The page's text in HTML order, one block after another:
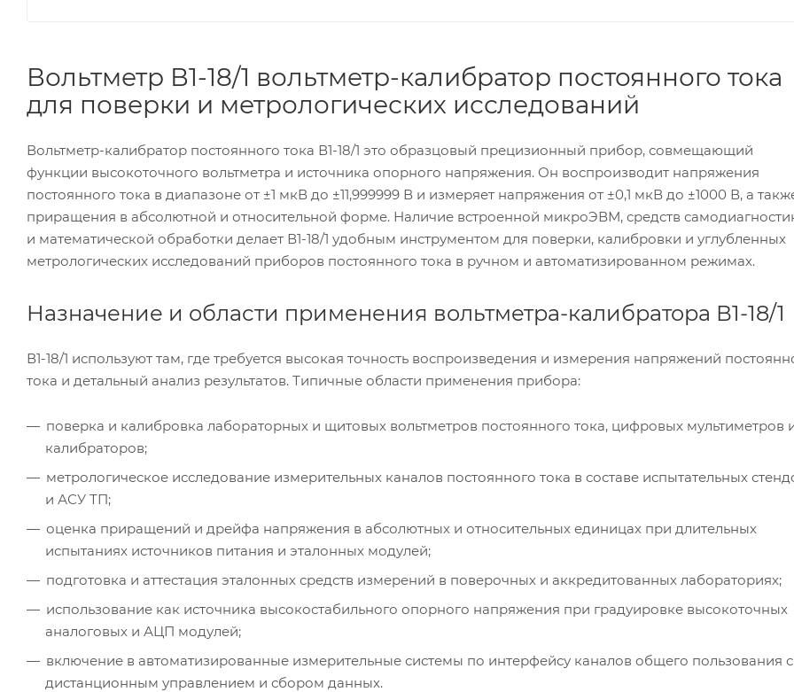
Вольтметр В1-18/1 вольтметр-калибратор постоянного тока
для поверки и метрологических исследований
Вольтметр-калибратор постоянного тока В1-18/1 это образцовый прецизионный прибор, совмещающий
функции высокоточного вольтметра и источника опорного напряжения. Он воспроизводит напряжения
постоянного тока в диапазоне от ±1 мкВ до ±11,999999 В и измеряет напряжения от ±0,1 мкВ до ±1000 В, а
приращения в абсолютной и относительной форме. Наличие встроенной микроЭВМ, средств
и математической обработки делает В1-18/1 удобным инструментом для поверки, калибровки и углубленных
метрологических исследований приборов постоянного тока в ручном и автоматизированном режимах.
Назначение и области применения вольтметра-калибратора В1-18/1
В1-18/1 используют там, где требуется высокая точность воспроизведения и измерения напряжений
тока и детальный анализ результатов. Типичные области применения прибора:
поверка и калибровка лабораторных и щитовых вольтметров постоянного тока, цифровых мультиметров
калибраторов;
метрологическое исследование измерительных каналов постоянного тока в составе испытательных
и АСУ ТП;
оценка приращений и дрейфа напряжения в абсолютных и относительных единицах при длительных
испытаниях источников питания и эталонных модулей;
подготовка и аттестация эталонных средств измерений в поверочных и аккредитованных лабораториях;
использование как источника высокостабильного опорного напряжения при градуировке высокоточных
аналоговых и АЦП модулей;
включение в автоматизированные измерительные системы по интерфейсу каналов общего пользования с
дистанционным управлением и сбором данных.